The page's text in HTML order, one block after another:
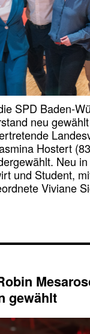
SPD Baden-
neu
Hostert
Neu
und Student,
Viviane
gewählt